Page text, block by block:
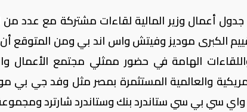
أعمال وزير المالية لقاءات مشتركة مع عدد من
الكبرى موديز وفيتش واس اند بي ومن المتوقع
الهامة في حضور ممثلي مجتمع الأعمال
والعالمية المستثمرة بمصر مثل وفد جي بي
سي بي سي ستاندرد بنك وستاندرد شارترد